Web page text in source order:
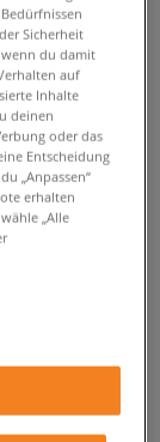
–
Trendsetter im
einen sagen, es
das brillante
alles, was ein
ihr mega-
Aussehen eine
Geschmack am
Sicherheit
wenn du damit
auf
Inhalte
deinen
oder das
Entscheidung
„Anpassen“
erhalten
„Alle